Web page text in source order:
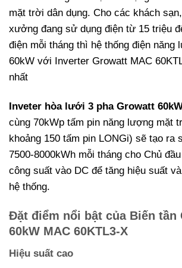
mặt trời dân dụng. Cho các khách
xưởng đang sử dụng điện từ 15 triệu
điện mỗi tháng thì hệ thống điện năng
60kW với Inverter Growatt MAC
nhất
Inveter hòa lưới 3 pha Growatt
cùng 70kWp tấm pin năng lượng mặt
khoảng 150 tấm pin LONGi) sẽ tạo ra
7500-8000kWh mỗi tháng cho Chủ
công suất vào DC để tăng hiệu suất
hệ thống.
Đặt điểm nổi bật của Biến tần
60kW MAC 60KTL3-X
Hiệu suất cao